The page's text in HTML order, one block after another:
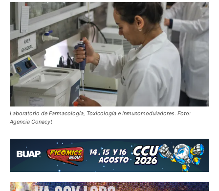
Laboratorio de Farmacología, Toxicología e Inmunomoduladores. Foto:
Agencia Conacyt